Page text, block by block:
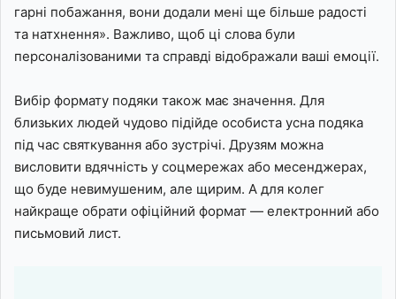
гарні побажання, вони додали мені ще більше радості
та натхнення». Важливо, щоб ці слова були
персоналізованими та справді відображали ваші емоції.
Вибір формату подяки також має значення. Для
близьких людей чудово підійде особиста усна подяка
під час святкування або зустрічі. Друзям можна
висловити вдячність у соцмережах або месенджерах,
що буде невимушеним, але щирим. А для колег
найкраще обрати офіційний формат — електронний або
письмовий лист.